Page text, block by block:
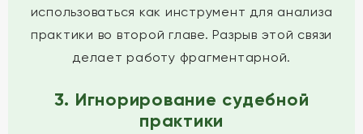
использоваться как инструмент для анализа
практики во второй главе. Разрыв этой связи
делает работу фрагментарной.
3. Игнорирование судебной
практики